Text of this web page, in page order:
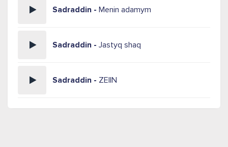
Sadraddin - Menin adamym
Sadraddin - Jastyq shaq
Sadraddin - ZEIIN